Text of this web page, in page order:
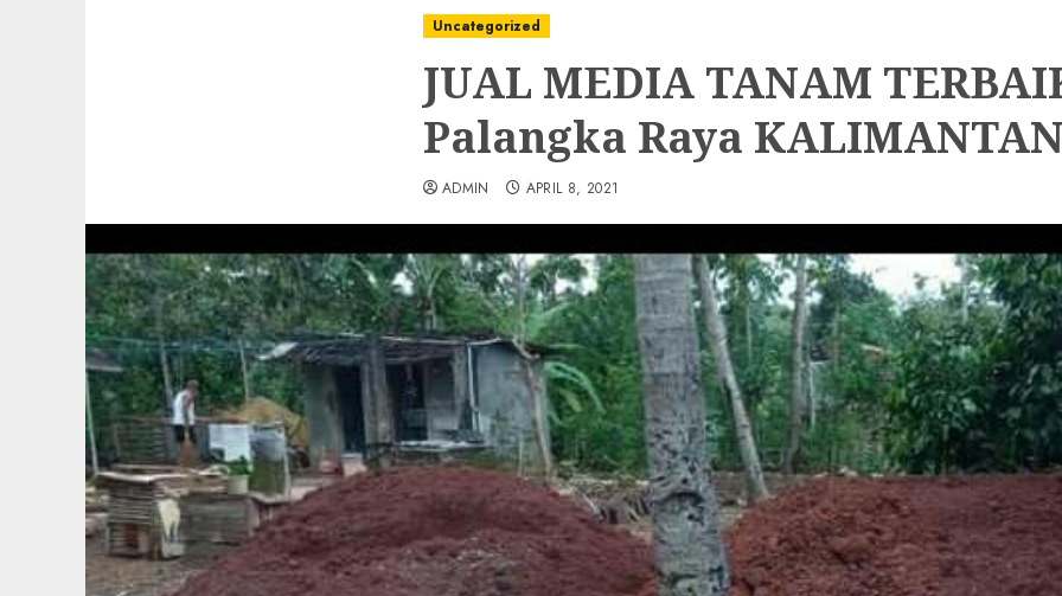
Uncategorized
JUAL MEDIA TANAM
Palangka Raya
ADMIN APRIL 8, 2021